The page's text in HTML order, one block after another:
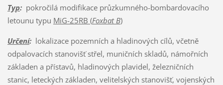
Typ:pokročilá modifikace průzkumného-bombardovacího
letounu typu MiG-25RB (Foxbat B)
Určení:lokalizace pozemních a hladinových cílů, včetně
odpalovacích stanovišť střel, muničních skladů, námořních
základen a přístavů, hladinových plavidel, železničních
stanic, leteckých základen, velitelských stanovišť, vojenských